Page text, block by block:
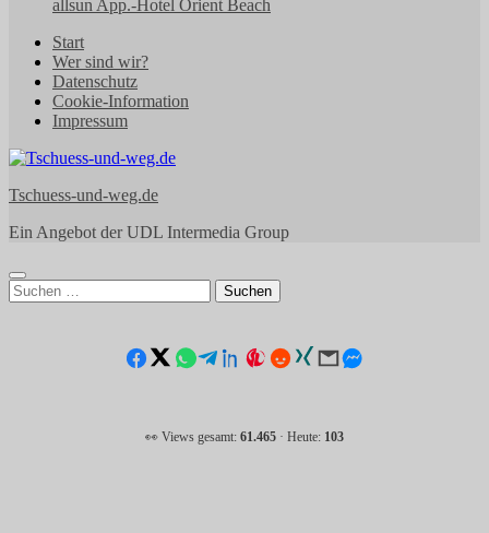
allsun App.-Hotel Orient Beach
Start
Wer sind wir?
Datenschutz
Cookie-Information
Impressum
Tschuess-und-weg.de
Ein Angebot der UDL Intermedia Group
Suchen
nach:
👀 Views gesamt: 61.465 · Heute: 103